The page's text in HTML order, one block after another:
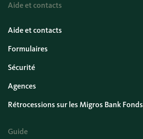
Aide et contacts
Aide et contacts
Formulaires
Sécurité
Agences
Rétrocessions sur les Migros Bank Fonds
Guide